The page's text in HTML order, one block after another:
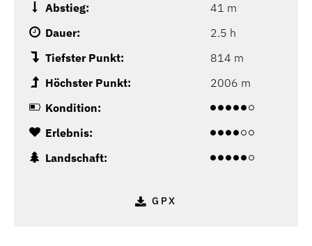
Abstieg:
41 m
Dauer:
2.5 h
Tiefster Punkt:
814 m
Höchster Punkt:
2006 m
Kondition:
Erlebnis:
Landschaft:
GPX